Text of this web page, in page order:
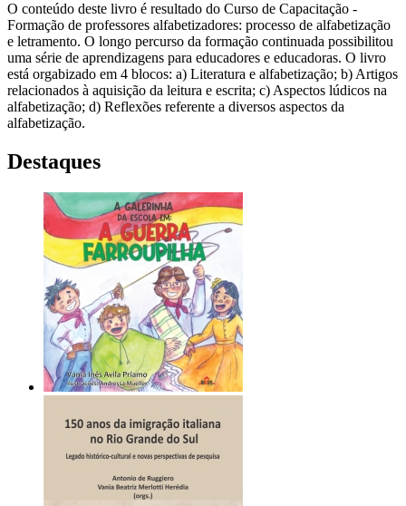
O conteúdo deste livro é resultado do Curso de Capacitação -
Formação de professores alfabetizadores: processo de alfabetização
e letramento. O longo percurso da formação continuada possibilitou
uma série de aprendizagens para educadores e educadoras. O livro
está orgabizado em 4 blocos: a) Literatura e alfabetização; b) Artigos
relacionados à aquisição da leitura e escrita; c) Aspectos lúdicos na
alfabetização; d) Reflexões referente a diversos aspectos da
alfabetização.
Destaques